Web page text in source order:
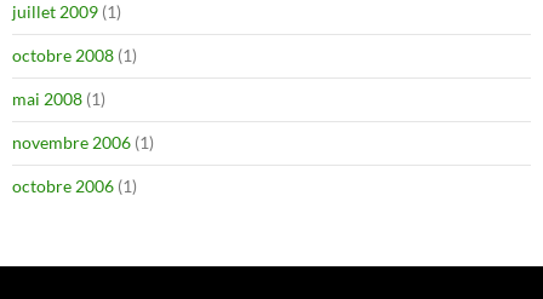
juillet 2009 (1)
octobre 2008 (1)
mai 2008 (1)
novembre 2006 (1)
octobre 2006 (1)